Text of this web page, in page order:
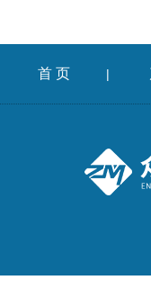
首 页 |